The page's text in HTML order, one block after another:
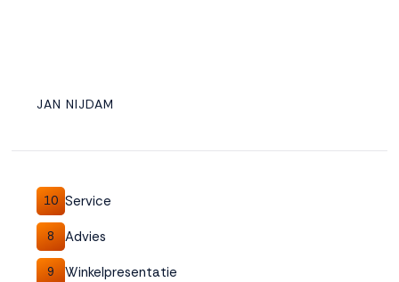
JAN NIJDAM
10 Service
8 Advies
9 Winkelpresentatie